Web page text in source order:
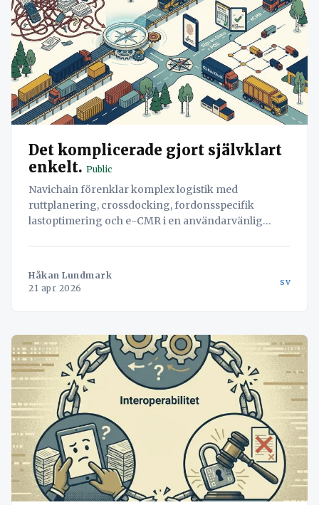
Det komplicerade gjort självklart
enkelt. Public
Navichain förenklar komplex logistik med
ruttplanering, crossdocking, fordonsspecifik
lastoptimering och e-CMR i en användarvänlig
Håkan Lundmark
21 apr 2026
sv